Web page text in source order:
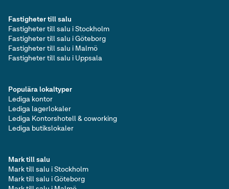
Populära lokaltyper
Lediga kontor
Lediga lagerlokaler
Lediga Kontorshotell & coworking
Lediga butikslokaler
Fastigheter till salu
Fastigheter till salu i Stockholm
Fastigheter till salu i Göteborg
Fastigheter till salu i Malmö
Fastigheter till salu i Uppsala
Mark till salu
Mark till salu i Stockholm
Mark till salu i Göteborg